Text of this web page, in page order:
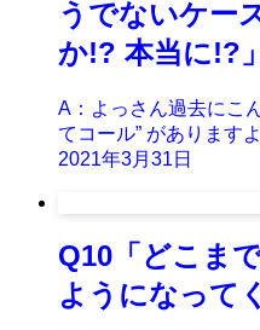
うでないケー
か!? 本当に!?」
A：よっさん過去にこ
てコール” があります
2021年3月31日
Q10「どこま
ようになって